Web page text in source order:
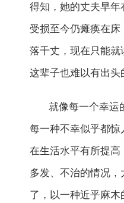
得知，她的丈夫早
受损至今仍瘫痪在
落千丈，现在只能
这辈子也难以有出头
就像每一个幸运
每一种不幸似乎都
在生活水平有所提高
多发、不治的情况
了，以一种近乎麻